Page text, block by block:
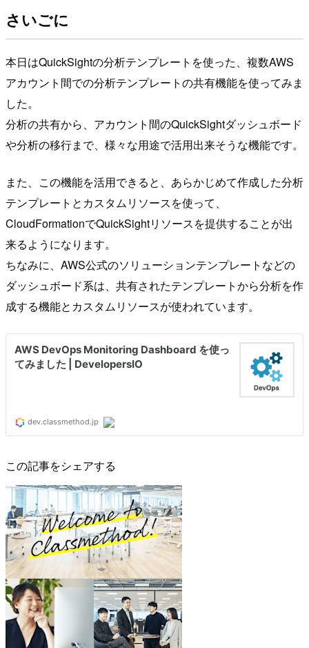
さいごに
本日はQuickSightの分析テンプレートを使った、複数AWS
アカウント間での分析テンプレートの共有機能を使ってみま
した。
分析の共有から、アカウント間のQuickSightダッシュボード
や分析の移行まで、様々な用途で活用出来そうな機能です。
また、この機能を活用できると、あらかじめて作成した分析
テンプレートとカスタムリソースを使って、
CloudFormationでQuickSightリソースを提供することが出
来るようになります。
ちなみに、AWS公式のソリューションテンプレートなどの
ダッシュボード系は、共有されたテンプレートから分析を作
成する機能とカスタムリソースが使われています。
この記事をシェアする